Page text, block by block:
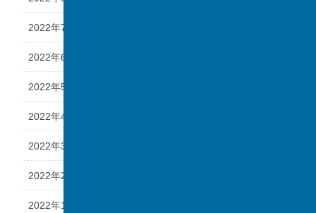
2022年7月
2022年6月
2022年5月
2022年4月
2022年3月
2022年2月
2022年1月